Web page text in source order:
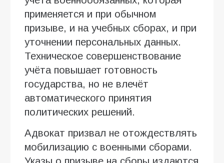
применяется и при обычном
призыве, и на учебных сборах, и при
уточнении персональных данных.
Техническое совершенствование
учёта повышает готовность
государства, но не влечёт
автоматического принятия
политических решений.
Адвокат призвал не отождествлять
мобилизацию с военными сборами.